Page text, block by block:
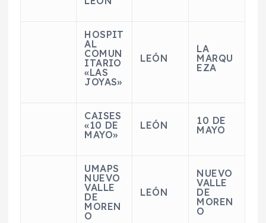
HOSPIT
AL
COMUN
ITARIO
«LAS
JOYAS»
LEÓN
LA
MARQU
EZA
CAISES
«10 DE
MAYO»
LEÓN
10 DE
MAYO
UMAPS
NUEVO
VALLE
DE
MOREN
O
LEÓN
NUEVO
VALLE
DE
MOREN
O